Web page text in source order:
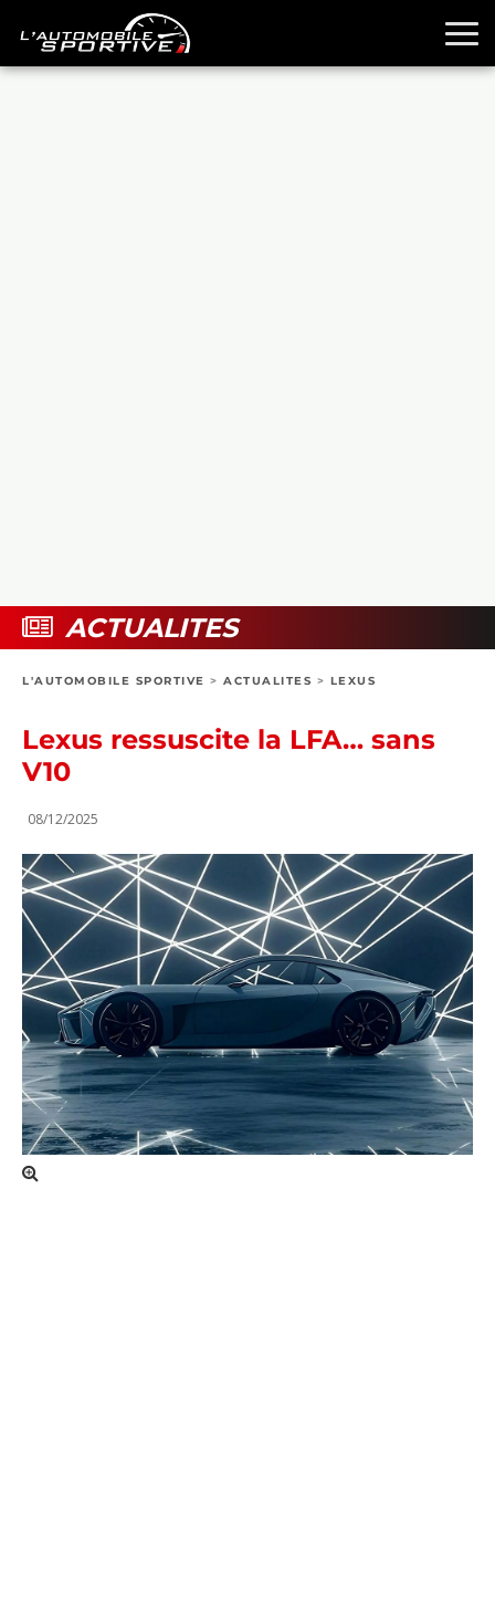
BOUTIQUE
ACTUALITES
L'AUTOMOBILE SPORTIVE > ACTUALITES > LEXUS
Lexus ressuscite la LFA… sans
V10
08/12/2025